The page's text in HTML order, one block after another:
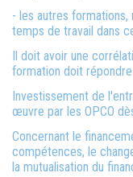
- les autres formations,
temps de travail dans
Il doit avoir une
formation doit
Investissement de
œuvre par les OPCO
Concernant le
compétences, le
la mutualisation du